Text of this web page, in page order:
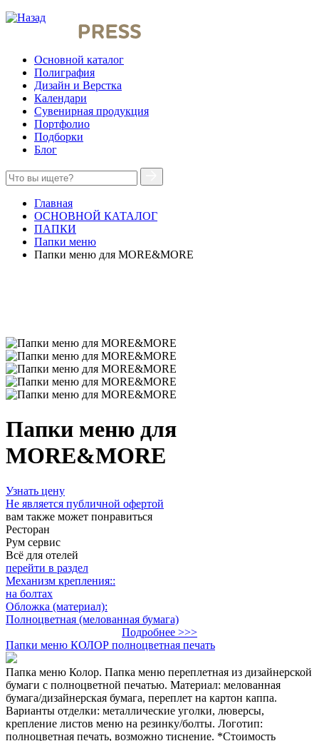
Основной каталог
Полиграфия
Дизайн и Верстка
Календари
Сувенирная продукция
Портфолио
Подборки
Блог
Главная
ОСНОВНОЙ КАТАЛОГ
ПАПКИ
Папки меню
Папки меню для MORE&MORE
Папки меню для
MORE&MORE
Узнать цену
Не является публичной офертой
вам также может понравиться
Ресторан
Рум сервис
Всё для отелей
перейти в раздел
Механизм крепления::
на болтах
Обложка (материал):
Полноцветная (мелованная бумага)
Подробнее >>>
Папки меню КОЛОР полноцветная печать
Папка меню Колор. Папка меню переплетная из дизайнерской
бумаги с полноцветной печатью. Материал: мелованная
бумага/дизайнерская бумага, переплет на картон каппа.
Варианты отделки: металлические уголки, люверсы,
крепление листов меню на резинку/болты. Логотип:
полноцветная печать, возможно тиснение. *Стоимость